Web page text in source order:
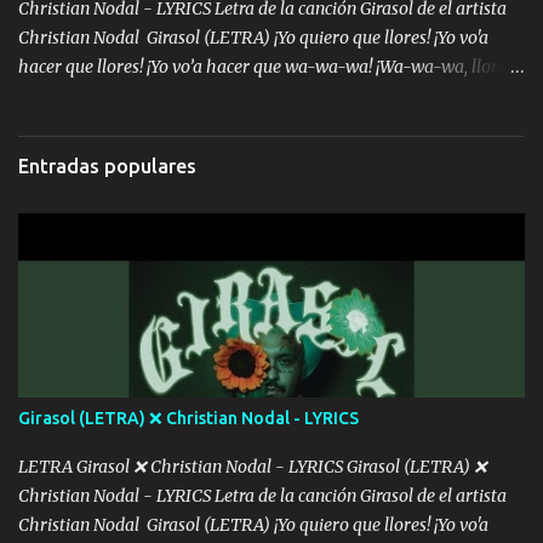
sien...
Christian Nodal - LYRICS Letra de la canción Girasol de el artista
Christian Nodal Girasol (LETRA) ¡Yo quiero que llores! ¡Yo vo'a
hacer que llores! ¡Yo vo’a hacer que wa-wa-wa! ¡Wa-wa-wa, llores!
cada que intentas cantar Cada que intentas rapear, cada que
intentas rimar Pobre payaso que usa a todo el mundo pa' conectar
con la gente Dices "Latino Gang" pero pisas a to'a tu gente Pa’ dar
menos se prudente Hoy me sabe a mierda, traigo un Balvin en los
dientes Por falta de empatía le toca ser resiliente ¿Acaso eres
consciente de los followers que mueves? Parcerito, abre los ojos y
ve el poder que tienes Otro chiste malo son los nombres de tus
álbum's "José, vibras colores con la energía del diablo " ¿Si ...
Entradas populares
Girasol (LETRA) ❌ Christian Nodal - LYRICS
LETRA Girasol ❌ Christian Nodal - LYRICS Girasol (LETRA) ❌
Christian Nodal - LYRICS Letra de la canción Girasol de el artista
Christian Nodal Girasol (LETRA) ¡Yo quiero que llores! ¡Yo vo'a